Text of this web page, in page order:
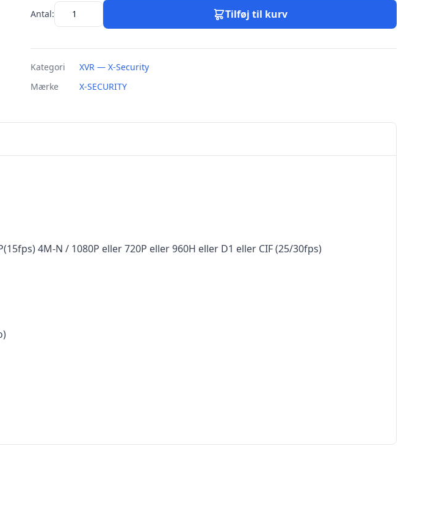
Antal: Tilføj til kurv
Kategori
XVR — X-Security
Mærke
X-SECURITY
4M-N / 1080P eller 720P eller 960H eller D1 eller CIF (25/30fps)